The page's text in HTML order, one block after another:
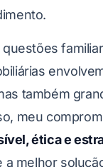
também
meu
ética e
a melhor